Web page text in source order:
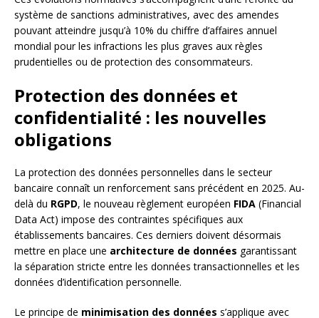
système de sanctions administratives, avec des amendes
pouvant atteindre jusqu’à 10% du chiffre d’affaires annuel
mondial pour les infractions les plus graves aux règles
prudentielles ou de protection des consommateurs.
Protection des données et
confidentialité : les nouvelles
obligations
La protection des données personnelles dans le secteur
bancaire connaît un renforcement sans précédent en 2025. Au-
delà du RGPD, le nouveau règlement européen FIDA (Financial
Data Act) impose des contraintes spécifiques aux
établissements bancaires. Ces derniers doivent désormais
mettre en place une architecture de données garantissant
la séparation stricte entre les données transactionnelles et les
données d’identification personnelle.
Le principe de minimisation des données s’applique avec